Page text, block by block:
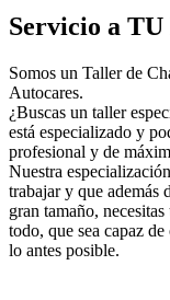
Servicio a
Somos un Taller de
Autocares.
¿Buscas un taller
está especializado y
profesional y de
Nuestra
trabajar y que además
gran tamaño,
todo, que sea capaz
lo antes posible.